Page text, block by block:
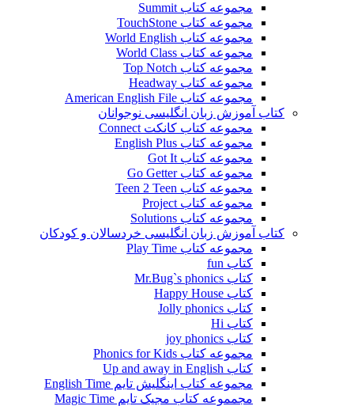
مجموعه کتاب Summit
مجموعه کتاب TouchStone
مجموعه کتاب World English
مجموعه کتاب World Class
مجموعه کتاب Top Notch
مجموعه کتاب Headway
مجموعه کتاب American English File
کتاب آموزش زبان انگلیسی نوجوانان
مجموعه کتاب کانکت Connect
مجموعه کتاب English Plus
مجموعه کتاب Got It
مجموعه کتاب Go Getter
مجموعه کتاب Teen 2 Teen
مجموعه کتاب Project
مجموعه کتاب Solutions
کتاب آموزش زبان انگلیسی خردسالان و کودکان
مجموعه کتاب Play Time
کتاب fun
کتاب Mr.Bug`s phonics
کتاب Happy House
کتاب Jolly phonics
کتاب Hi
کتاب joy phonics
مجموعه کتاب Phonics for Kids
کتاب Up and away in English
مجموعه کتاب اینگلیش تایم English Time
مجمموعه کتاب مجیک تایم Magic Time